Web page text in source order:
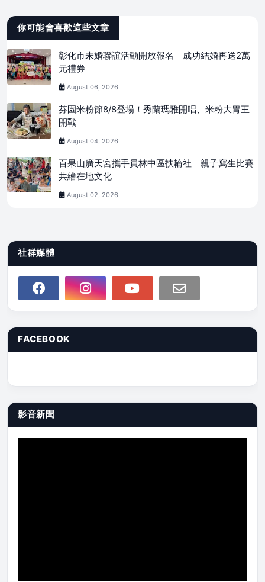
你可能會喜歡這些文章
彰化市未婚聯誼活動開放報名 成功結婚再送2萬
元禮券
August 06, 2026
芬園米粉節8/8登場！秀蘭瑪雅開唱、米粉大胃王
開戰
August 04, 2026
百果山廣天宮攜手員林中區扶輪社 親子寫生比賽
共繪在地文化
August 02, 2026
社群媒體
FACEBOOK
影音新聞